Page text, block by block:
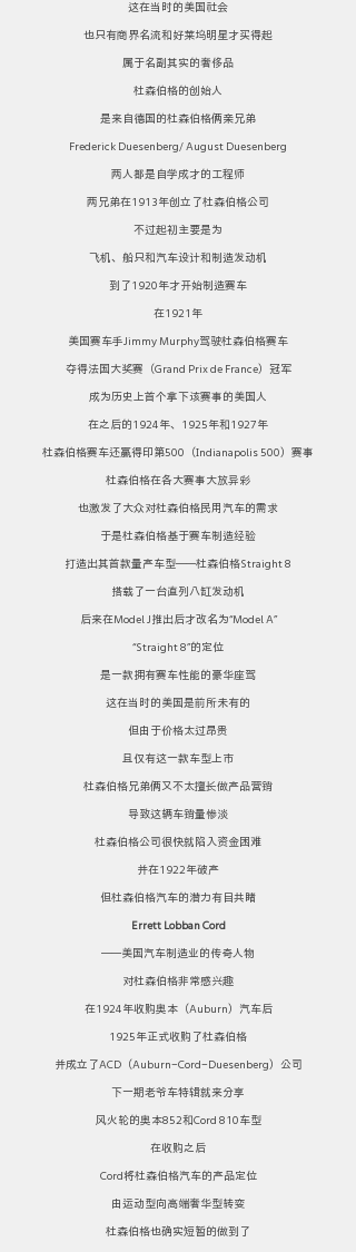
这在当时的美国社会
也只有商界名流和好莱坞明星才买得起
属于名副其实的奢侈品
杜森伯格的创始人
是来自德国的杜森伯格俩亲兄弟
Frederick Duesenberg/ August Duesenberg
两人都是自学成才的工程师
两兄弟在1913年创立了杜森伯格公司
不过起初主要是为
飞机、船只和汽车设计和制造发动机
到了1920年才开始制造赛车
在1921年
美国赛车手Jimmy Murphy驾驶杜森伯格赛车
夺得法国大奖赛（Grand Prix de France）冠军
成为历史上首个拿下该赛事的美国人
在之后的1924年、1925年和1927年
杜森伯格赛车还赢得印第500（Indianapolis 500）赛事
杜森伯格在各大赛事大放异彩
也激发了大众对杜森伯格民用汽车的需求
于是杜森伯格基于赛车制造经验
打造出其首款量产车型——杜森伯格Straight 8
搭载了一台直列八缸发动机
后来在Model J推出后才改名为“Model A”
“Straight 8”的定位
是一款拥有赛车性能的豪华座驾
这在当时的美国是前所未有的
但由于价格太过昂贵
且仅有这一款车型上市
杜森伯格兄弟俩又不太擅长做产品营销
导致这辆车销量惨淡
杜森伯格公司很快就陷入资金困难
并在1922年破产
但杜森伯格汽车的潜力有目共睹
Errett Lobban Cord
——美国汽车制造业的传奇人物
对杜森伯格非常感兴趣
在1924年收购奥本（Auburn）汽车后
1925年正式收购了杜森伯格
并成立了ACD（Auburn-Cord-Duesenberg）公司
下一期老爷车特辑就来分享
风火轮的奥本852和Cord 810车型
在收购之后
Cord将杜森伯格汽车的产品定位
由运动型向高端奢华型转变
杜森伯格也确实短暂的做到了